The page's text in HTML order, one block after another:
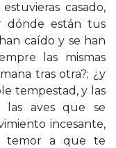
casado,
dónde están tus
caído y se han
las mismas
tras otra?; ¿y
tempestad, y las
las aves que se
incesante,
temor a que te